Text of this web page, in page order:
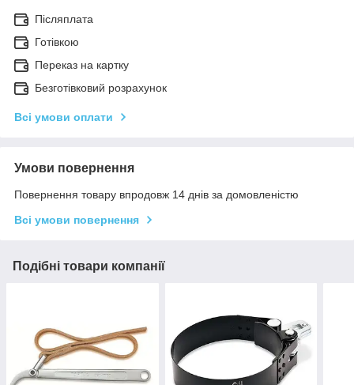
Післяплата
Готівкою
Переказ на картку
Безготівковий розрахунок
Всі умови оплати
Умови повернення
Повернення товару впродовж 14 днів за домовленістю
Всі умови повернення
Подібні товари компанії